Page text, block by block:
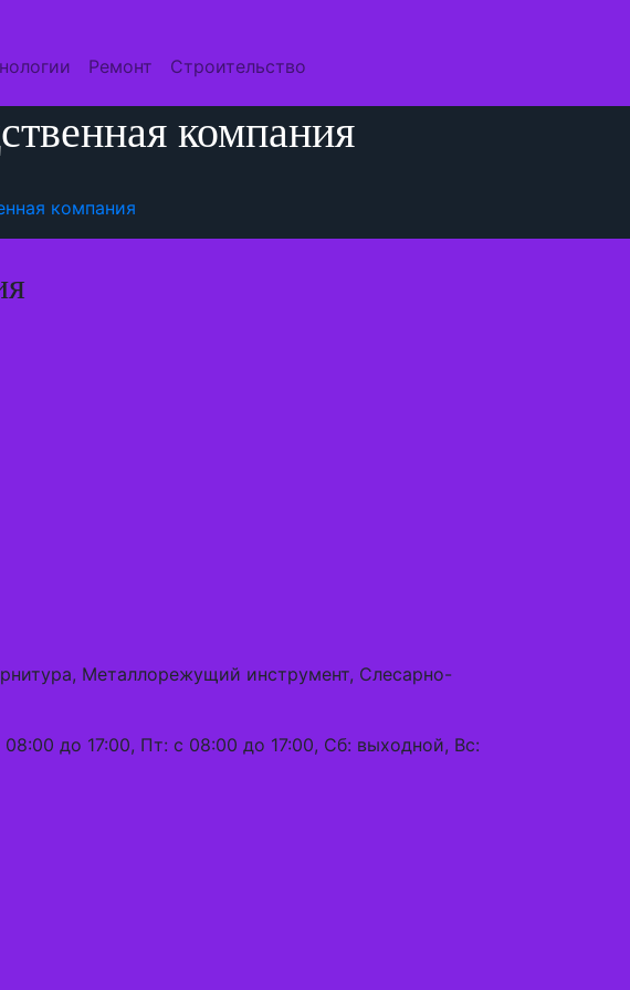
Ремонт Строительство
компания
компания
Металлорежущий инструмент, Слесарно-
до 17:00, Пт: с 08:00 до 17:00, Сб: выходной, Вс: